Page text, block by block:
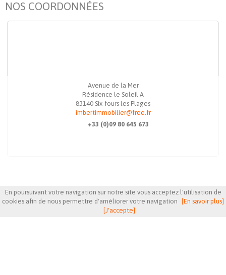
NOS COORDONNÉES
Avenue de la Mer
Résidence le Soleil A
83140 Six-fours les Plages
imbertimmobilier@free.fr
+33 (0)09 80 645 673
NOTRE SÉLECTION
En poursuivant votre navigation sur notre site vous acceptez l'utilisation de
cookies afin de nous permettre d'améliorer votre navigation
[En savoir plus]
[J'accepte]